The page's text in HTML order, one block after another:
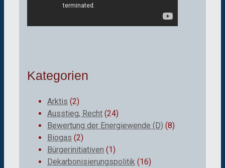
Kategorien
Arktis (2)
Ausstieg, Recht (24)
Bewertung der Energiewende (D) (8)
Biogas (2)
Bürgerinitiativen (1)
Dekarbonisierungspolitik (16)